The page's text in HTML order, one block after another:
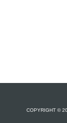
COPYRIGHT ©